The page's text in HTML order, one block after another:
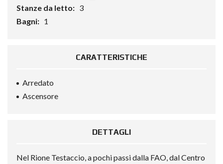
Stanze da letto: 3
Bagni: 1
CARATTERISTICHE
Arredato
Ascensore
DETTAGLI
Nel Rione Testaccio, a pochi passi dalla FAO, dal Centro